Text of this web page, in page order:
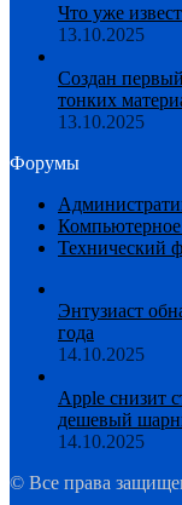
Что уже
13.10.2025
Создан
тонких
13.10.2025
Форумы
Компьютерное
Технический
Энтузиаст
года
14.10.2025
Apple снизит
дешевый
14.10.2025
© Все права